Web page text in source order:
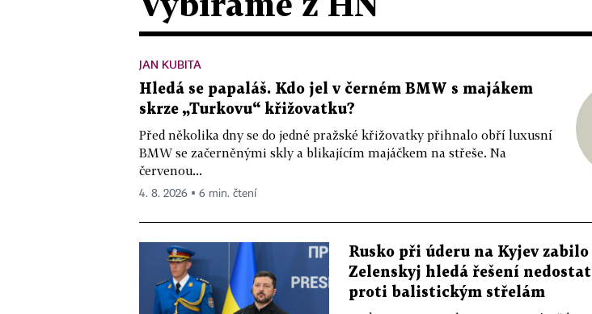
JAN KUBITA
Hledá se papaláš. Kdo jel v černém BMW s majákem
skrze „Turkovu“ křižovatku?
Před několika dny se do jedné pražské křižovatky přihnalo obří luxusní
BMW se začerněnými skly a blikajícím majáčkem na střeše. Na
červenou...
4. 8. 2026 ▪ 6 min. čtení
Rusko při úderu na Kyjev
Zelenskyj hledá řešení
proti balistickým střelám